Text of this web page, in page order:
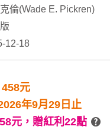
倫(Wade E. Pickren)
12-18
元
年9月29日止
元， 贈紅利22點